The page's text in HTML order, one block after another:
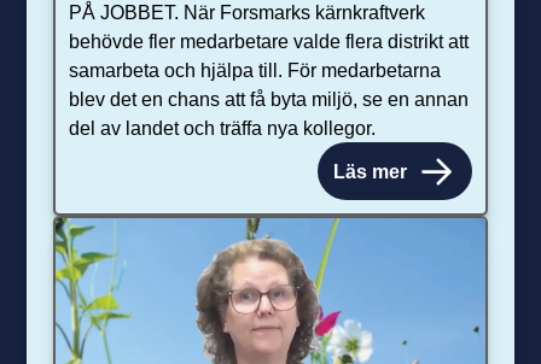
PÅ JOBBET. När Forsmarks kärnkraftverk
behövde fler medarbetare valde flera distrikt att
samarbeta och hjälpa till. För medarbetarna
blev det en chans att få byta miljö, se en annan
del av landet och träffa nya kollegor.
Läs mer